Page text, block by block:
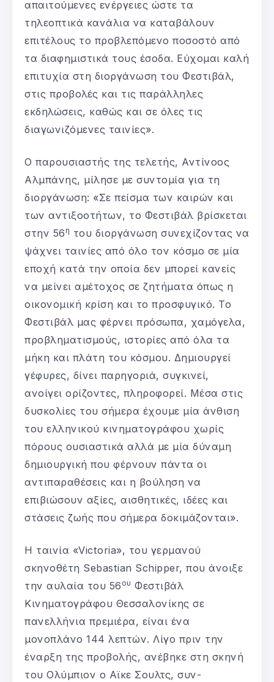
απαιτούμενες ενέργειες ώστε τα
τηλεοπτικά κανάλια να καταβάλουν
επιτέλους το προβλεπόμενο ποσοστό από
τα διαφημιστικά τους έσοδα. Εύχομαι καλή
επιτυχία στη διοργάνωση του Φεστιβάλ,
στις προβολές και τις παράλληλες
εκδηλώσεις, καθώς και σε όλες τις
διαγωνιζόμενες ταινίες».
Ο παρουσιαστής της τελετής, Αντίνοος
Αλμπάνης, μίλησε με συντομία για τη
διοργάνωση: «Σε πείσμα των καιρών και
των αντιξοοτήτων, το Φεστιβάλ βρίσκεται
στην 56 η του διοργάνωση συνεχίζοντας να
ψάχνει ταινίες από όλο τον κόσμο σε μία
εποχή κατά την οποία δεν μπορεί κανείς
να μείνει αμέτοχος σε ζητήματα όπως η
οικονομική κρίση και το προσφυγικό. Το
Φεστιβάλ μας φέρνει πρόσωπα, χαμόγελα,
προβληματισμούς, ιστορίες από όλα τα
μήκη και πλάτη του κόσμου. Δημιουργεί
γέφυρες, δίνει παρηγοριά, συγκινεί,
ανοίγει ορίζοντες, πληροφορεί. Μέσα στις
δυσκολίες του σήμερα έχουμε μία άνθιση
του ελληνικού κινηματογράφου χωρίς
πόρους ουσιαστικά αλλά με μία δύναμη
δημιουργική που φέρνουν πάντα οι
αντιπαραθέσεις και η βούληση να
επιβιώσουν αξίες, αισθητικές, ιδέες και
στάσεις ζωής που σήμερα δοκιμάζονται».
Η ταινία «Victoria», του γερμανού
σκηνοθέτη Sebastian Schipper, που άνοιξε
την αυλαία του 56 ου Φεστιβάλ
Κινηματογράφου Θεσσαλονίκης σε
πανελλήνια πρεμιέρα, είναι ένα
μονοπλάνο 144 λεπτών. Λίγο πριν την
έναρξη της προβολής, ανέβηκε στη σκηνή
του Ολύμπιον ο Αϊκε Σουλτς, συν-